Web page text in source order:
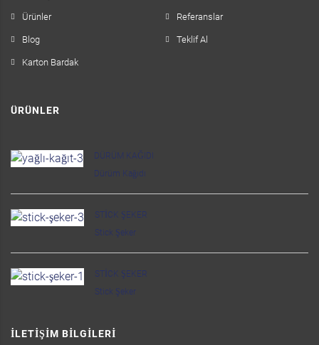
Ürünler Referanslar
Blog Teklif Al
Karton Bardak
ÜRÜNLER
DÜRÜM KAĞIDI
Dürüm Kağıdı
STICK ŞEKER
Stick Şeker
STICK ŞEKER
Stick Şeker
İLETIŞIM BILGILERI